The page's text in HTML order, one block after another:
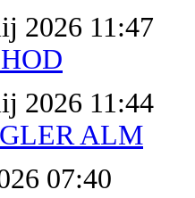
2026 11:47
2026 11:44
ALM
07:40